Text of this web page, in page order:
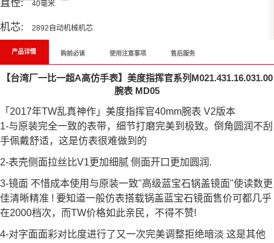
直径: 40毫米
机芯: 2892自动机械机芯
产品详情 购前必读 使用注意事项 售后服务
【台湾厂一比一超A高仿手表】美度指挥官系列M021.431.16.031.00
腕表 MD05
「2017年TW乱真神作」美度指挥官40mm腕表 V2版本
1-与原装完全一致的表带，细节打磨完美到极致。倒角圆润不刮
手佩戴舒适，这是仿表很难做到的
2-表壳侧面拉丝比V1更加细腻 侧面开口更加圆润.
3-镜面 不惜成本使用与原装一致"高级蓝宝石锅盖镜面"使读数更
佳清晰精准 ! 要知道一般仿表搭载锅盖蓝宝石镜面售价可都几乎
在2000档次，而TW价格如此亲民，不得不赞!
4-对字面面彩对比度进行了又一次完美调整拒绝暗淡 这是其他